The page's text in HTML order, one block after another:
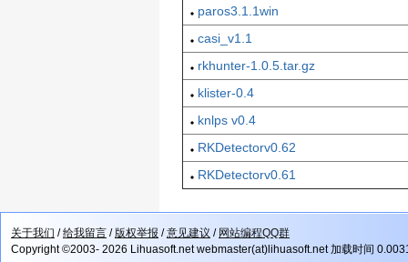
paros3.1.1win
casi_v1.1
rkhunter-1.0.5.tar.gz
klister-0.4
knlps v0.4
RKDetectorv0.62
RKDetectorv0.61
关于我们 /给我留言 /版权举报 /意见建议 / 网站编程QQ群
Copyright ©2003- 2026 Lihuasoft.net webmaster(at)lihuasoft.net 加载时间